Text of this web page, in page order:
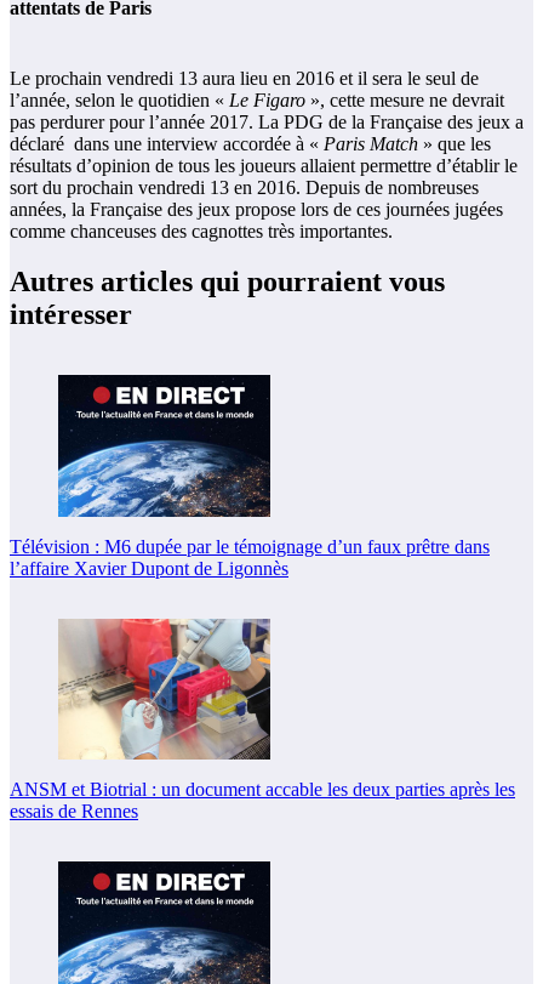
attentats de Paris
Le prochain vendredi 13 aura lieu en 2016 et il sera le seul de
l’année, selon le quotidien « Le Figaro », cette mesure ne devrait
pas perdurer pour l’année 2017. La PDG de la Française des jeux a
déclaré dans une interview accordée à « Paris Match » que les
résultats d’opinion de tous les joueurs allaient permettre d’établir le
sort du prochain vendredi 13 en 2016. Depuis de nombreuses
années, la Française des jeux propose lors de ces journées jugées
comme chanceuses des cagnottes très importantes.
Autres articles qui pourraient vous
intéresser
Télévision : M6 dupée par le témoignage d’un faux prêtre dans
l’affaire Xavier Dupont de Ligonnès
ANSM et Biotrial : un document accable les deux parties après les
essais de Rennes